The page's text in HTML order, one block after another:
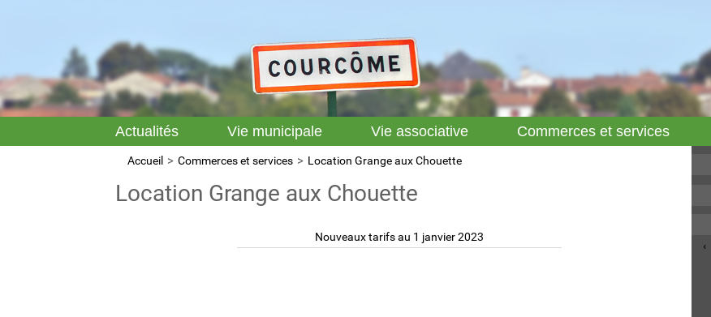
Actualités Vie municipale Vie associative Commerces et services
Accueil Commerces et services Location Grange aux Chouette
Location Grange aux Chouette
Nouveaux tarifs au 1 janvier 2023
‹